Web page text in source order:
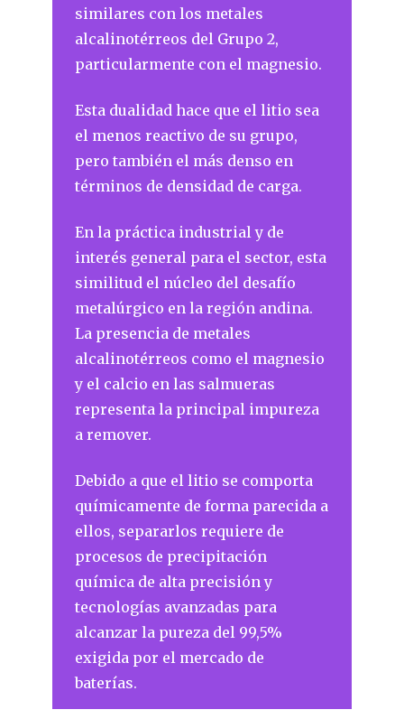
similares con los metales
alcalinotérreos del Grupo 2,
particularmente con el magnesio.
Esta dualidad hace que el litio sea
el menos reactivo de su grupo,
pero también el más denso en
términos de densidad de carga.
En la práctica industrial y de
interés general para el sector, esta
similitud el núcleo del desafío
metalúrgico en la región andina.
La presencia de metales
alcalinotérreos como el magnesio
y el calcio en las salmueras
representa la principal impureza
a remover.
Debido a que el litio se comporta
químicamente de forma parecida a
ellos, separarlos requiere de
procesos de precipitación
química de alta precisión y
tecnologías avanzadas para
alcanzar la pureza del 99,5%
exigida por el mercado de
baterías.